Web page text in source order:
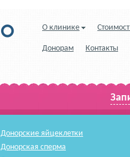
О клинике
Донорам Контакты
Донорские яйцеклетки
Донорская сперма